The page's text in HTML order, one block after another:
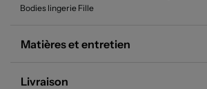
Bodies lingerie Fille
Matières et entretien
Livraison